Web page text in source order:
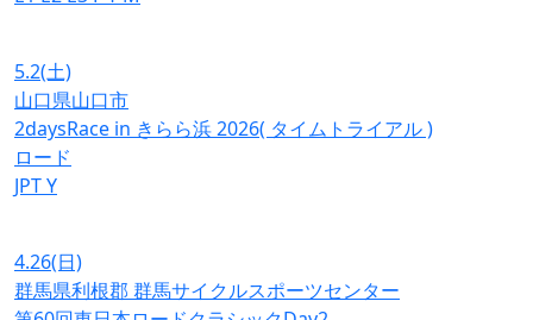
5.2(土)
山口県山口市
2daysRace in きらら浜 2026( タイムトライアル )
ロード
JPTY
4.26(日)
群馬県利根郡 群馬サイクルスポーツセンター